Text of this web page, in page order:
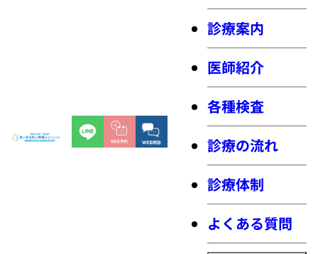
診療案内
医師紹介
各種検査
診療の流れ
診療体制
よくある質問